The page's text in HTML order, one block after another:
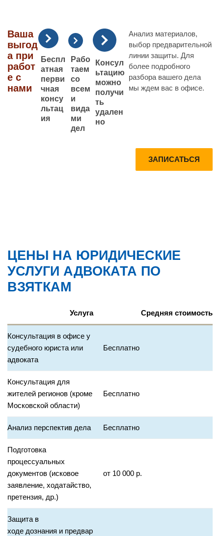
Ваша
выгод
а при
работ
е с
нами
Беспл
атная
перви
чная
консу
льтац
ия
Рабо
таем
со
всем
и
вида
ми
дел
Консул
ьтацию
можно
получи
ть
удален
но
Анализ материалов,
выбор предварительной
линии защиты. Для
более подробного
разбора вашего дела
мы ждем вас в офисе.
ЗАПИСАТЬСЯ
ЦЕНЫ НА ЮРИДИЧЕСКИЕ
УСЛУГИ АДВОКАТА ПО
ВЗЯТКАМ
Услуга Средняя стоимость
Консультация в офисе у
судебного юриста или
адвоката
Бесплатно
Консультация для
жителей регионов (кроме
Московской области)
Бесплатно
Анализ перспектив дела Бесплатно
Подготовка
процессуальных
документов (исковое
заявление, ходатайство,
претензия, др.)
от 10 000 р.
Защита в
ходе дознания и предвар